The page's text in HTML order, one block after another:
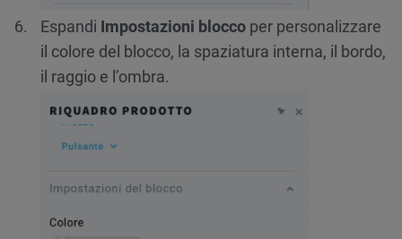
Espandi Impostazioni blocco per personalizzare
il colore del blocco, la spaziatura interna, il bordo,
il raggio e l’ombra.